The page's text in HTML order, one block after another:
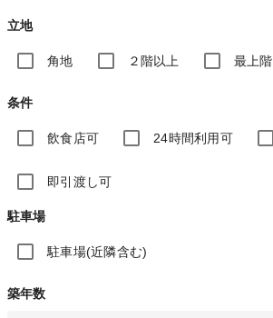
立地
角地 ２階以上 最上階
条件
飲食店可 24時間利用可
即引渡し可
駐車場
駐車場(近隣含む)
築年数